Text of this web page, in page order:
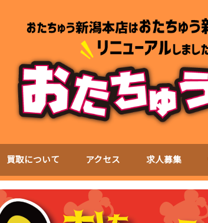
買取について アクセス 求人募集